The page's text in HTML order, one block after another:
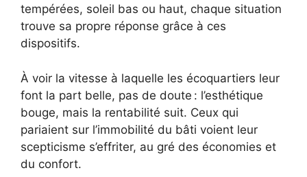
tempérées, soleil bas ou haut, chaque situation
trouve sa propre réponse grâce à ces
dispositifs.
À voir la vitesse à laquelle les écoquartiers leur
font la part belle, pas de doute : l’esthétique
bouge, mais la rentabilité suit. Ceux qui
pariaient sur l’immobilité du bâti voient leur
scepticisme s’effriter, au gré des économies et
du confort.